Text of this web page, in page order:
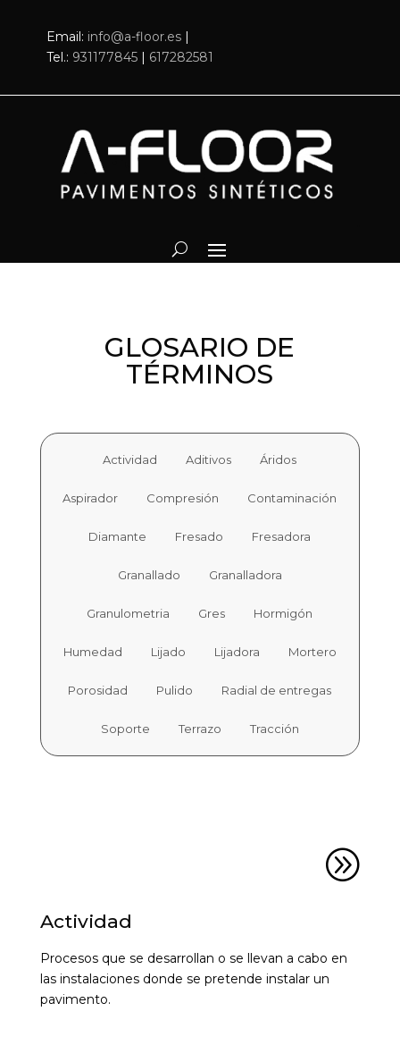
Email: info@a-floor.es |
Tel.: 931177845 | 617282581
GLOSARIO DE
TÉRMINOS
Actividad Aditivos Áridos
Aspirador Compresión Contaminación
Diamante Fresado Fresadora
Granallado Granalladora
Granulometria Gres Hormigón
Humedad Lijado Lijadora Mortero
Porosidad Pulido Radial de entregas
Soporte Terrazo Tracción
A
Actividad
Procesos que se desarrollan o se llevan a cabo en
las instalaciones donde se pretende instalar un
pavimento.